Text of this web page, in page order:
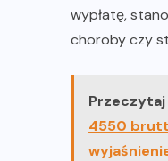
wypłatę,
choroby czy
Przeczytaj
4550